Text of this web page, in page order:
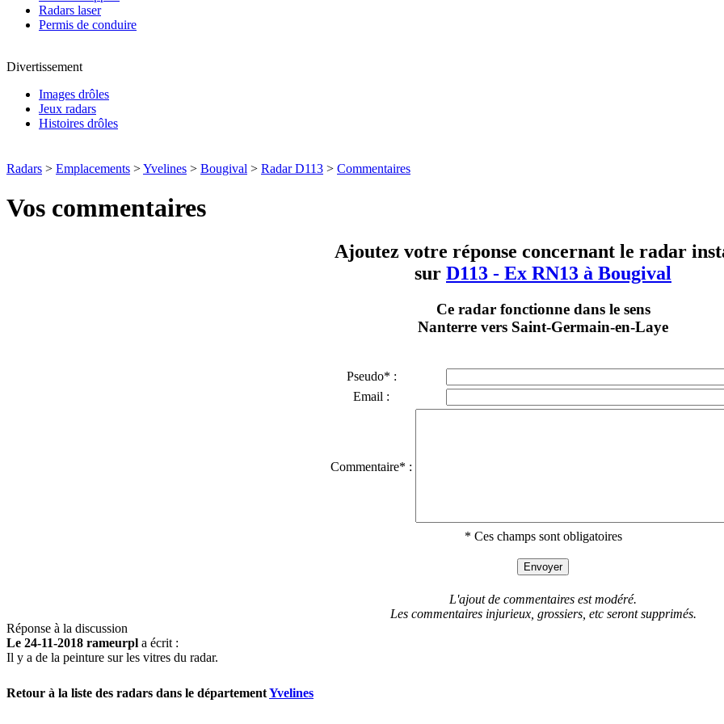
Radars laser
Permis de conduire
Divertissement
Images drôles
Jeux radars
Histoires drôles
Radars > Emplacements >Yvelines > Bougival > Radar D113 > Commentaires
Vos commentaires
Ajoutez votre réponse concernant le radar
sur D113 - Ex RN13 à Bougival
Ce radar fonctionne dans le sens
Nanterre vers Saint-Germain-en-Laye
Pseudo* :
Email :
Commentaire* :
* Ces champs sont obligatoires
L'ajout de commentaires est modéré.
Les commentaires injurieux, grossiers, etc seront supprimés.
Réponse à la discussion
Le 24-11-2018 rameurpl a écrit :
Il y a de la peinture sur les vitres du radar.
Retour à la liste des radars dans le départementYvelines